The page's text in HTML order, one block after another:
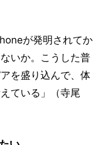
が発明されてか
いか。こうした普
を盛り込んで、体
ている」（寺尾